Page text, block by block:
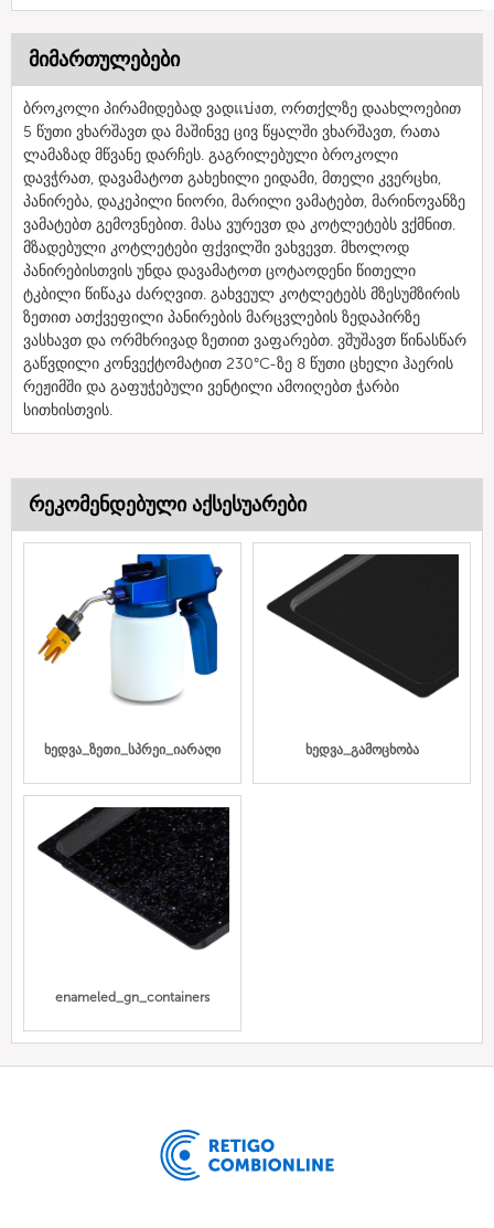
მიმართულებები
ბროკოლი პირამიდებად ვადแบ่งთ, ორთქლზე დაახლოებით
5 წუთი ვხარშავთ და მაშინვე ცივ წყალში ვხარშავთ, რათა
ლამაზად მწვანე დარჩეს. გაგრილებული ბროკოლი
დავჭრათ, დავამატოთ გახეხილი ეიდამი, მთელი კვერცხი,
პანირება, დაკეპილი ნიორი, მარილი ვამატებთ, მარინოვანზე
ვამატებთ გემოვნებით. მასა ვურევთ და კოტლეტებს ვქმნით.
მზადებული კოტლეტები ფქვილში ვახვევთ. მხოლოდ
პანირებისთვის უნდა დავამატოთ ცოტაოდენი წითელი
ტკბილი წიწაკა ძარღვით. გახვეულ კოტლეტებს მზესუმზირის
ზეთით ათქვეფილი პანირების მარცვლების ზედაპირზე
ვასხავთ და ორმხრივად ზეთით ვაფარებთ. ვშუშავთ წინასწარ
გაწვდილი კონვექტომატით 230°C-ზე 8 წუთი ცხელი ჰაერის
რეჟიმში და გაფუჭებული ვენტილი ამოიღებთ ჭარბი
სითხისთვის.
რეკომენდებული აქსესუარები
ხედვა_ზეთი_სპრეი_იარაღი ხედვა_გამოცხობა
enameled_gn_containers